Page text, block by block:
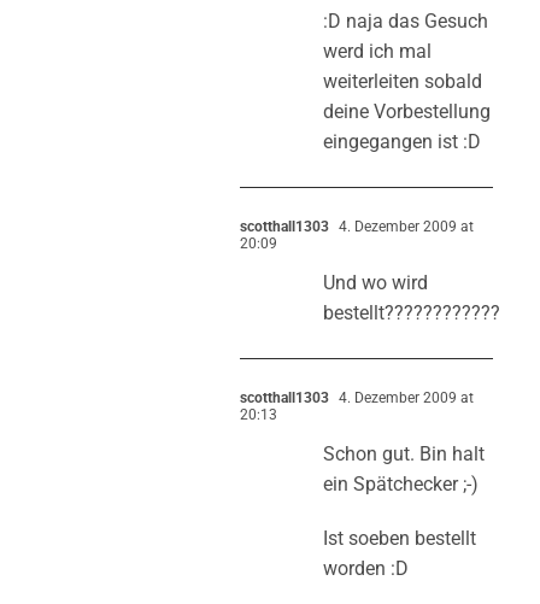
:D naja das Gesuch
werd ich mal
weiterleiten sobald
deine Vorbestellung
eingegangen ist :D
scotthall1303 4. Dezember 2009 at
20:09
Und wo wird
bestellt????????????
scotthall1303 4. Dezember 2009 at
20:13
Schon gut. Bin halt
ein Spätchecker ;-)
Ist soeben bestellt
worden :D